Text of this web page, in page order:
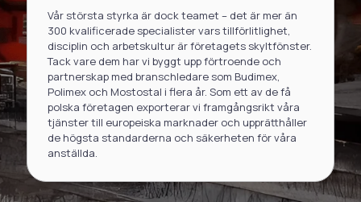
Vår största styrka är dock teamet – det är mer än
300 kvalificerade specialister vars tillförlitlighet,
disciplin och arbetskultur är företagets skyltfönster.
Tack vare dem har vi byggt upp förtroende och
partnerskap med branschledare som Budimex,
Polimex och Mostostal i flera år. Som ett av de få
polska företagen exporterar vi framgångsrikt våra
tjänster till europeiska marknader och upprätthåller
de högsta standarderna och säkerheten för våra
anställda.